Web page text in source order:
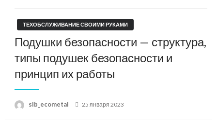
ТЕХОБСЛУЖИВАНИЕ СВОИМИ РУКАМИ
Подушки безопасности — структура,
типы подушек безопасности и
принцип их работы
sib_ecometal
Posted
25 января 2023